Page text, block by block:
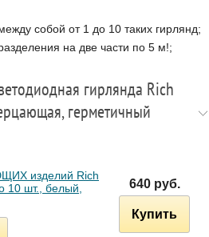
собой от 1 до 10 таких гирлянд;
на две части по 5 м!;
гирлянда Rich
герметичный
изделий Rich
10 шт., белый,
640 руб.
Купить